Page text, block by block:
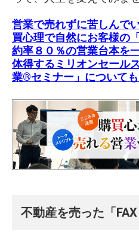
営業で売れずに苦しんで
買心理で自然にお客様の
約率８０％の営業台本を
体得する ミリオンセール
業®セミナー」 について
不動産を売った「